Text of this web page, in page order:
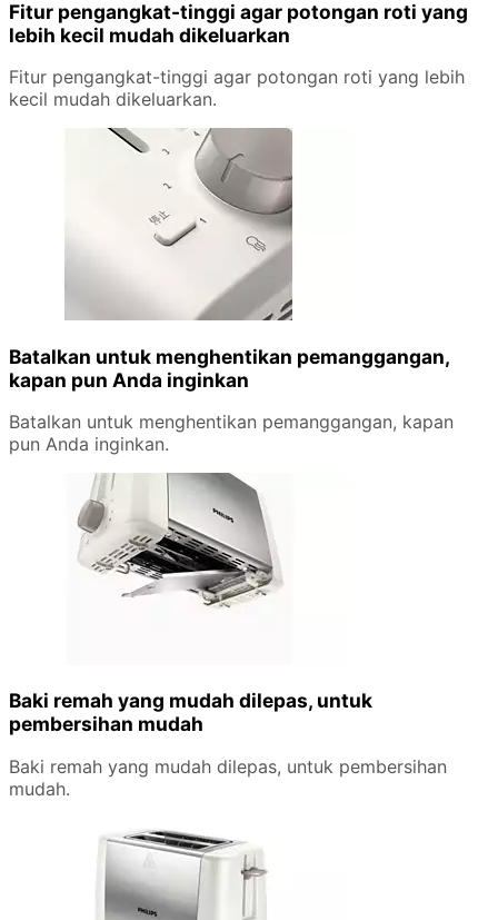
Fitur pengangkat-tinggi agar potongan roti yang
lebih kecil mudah dikeluarkan
Fitur pengangkat-tinggi agar potongan roti yang lebih
kecil mudah dikeluarkan.
Batalkan untuk menghentikan pemanggangan,
kapan pun Anda inginkan
Batalkan untuk menghentikan pemanggangan, kapan
pun Anda inginkan.
Baki remah yang mudah dilepas, untuk
pembersihan mudah
Baki remah yang mudah dilepas, untuk pembersihan
mudah.